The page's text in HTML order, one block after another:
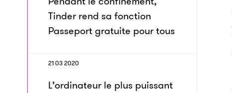
Tinder rend sa fonction
Passeport gratuite pour tous
21 03 2020
L’ordinateur le plus puissant